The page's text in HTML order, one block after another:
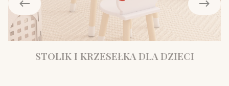
STOLIK I KRZESEŁKA DLA DZIECI